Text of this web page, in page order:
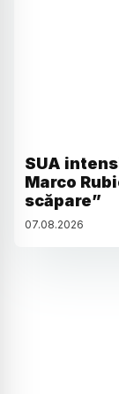
SUA
Marco
scăpare”
07.08.2026